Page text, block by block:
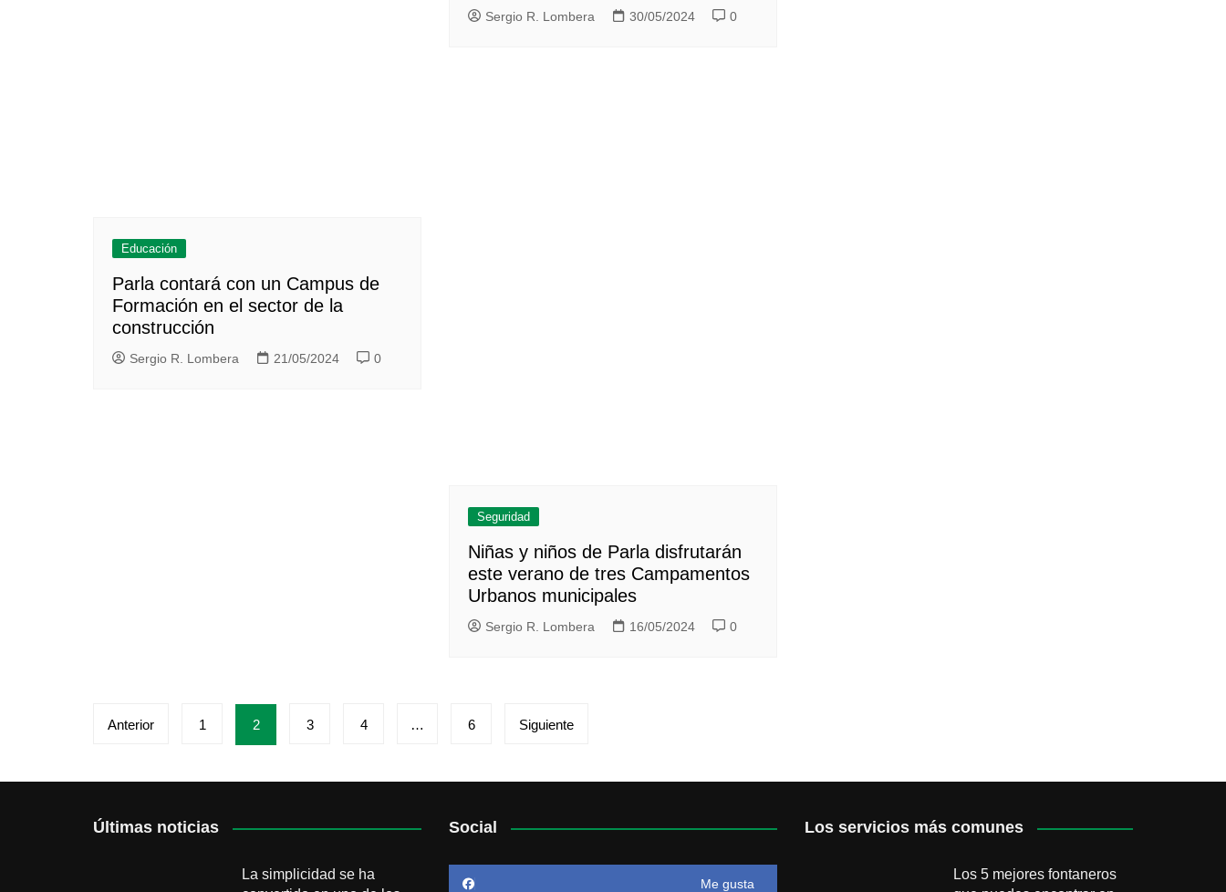
Sergio R. Lombera 30/05/2024 0
Educación
Parla contará con un Campus de
Formación en el sector de la
construcción
Sergio R. Lombera 21/05/2024 0
Seguridad
Niñas y niños de Parla disfrutarán
este verano de tres Campamentos
Urbanos municipales
Sergio R. Lombera 16/05/2024 0
Paginación
entradas
Anterior 1 2 3 4 … 6 Siguiente
Últimas noticias
La simplicidad se ha
Social
Me gusta
Los servicios más comunes
Los 5 mejores fontaneros